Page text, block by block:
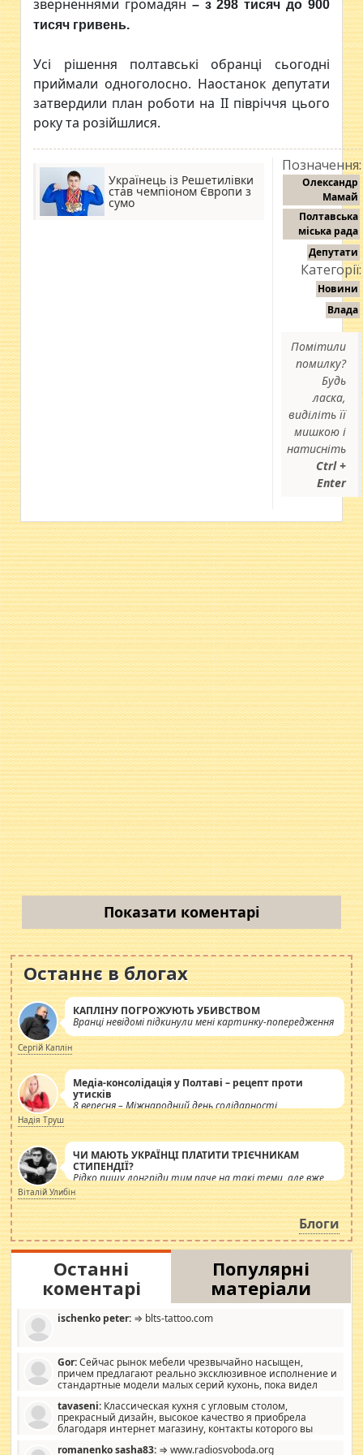
зверненнями громадян – з 298 тисяч до 900
тисяч гривень.
Усі рішення полтавські обранці сьогодні
приймали одноголосно. Наостанок депутати
затвердили план роботи на ІІ півріччя цього
року та розійшлися.
Українець із Решетилівки
став чемпіоном Європи з
сумо
Позначення:
Олександр
Мамай
Полтавська
міська рада
Депутати
Категорії:
Новини
Влада
Помітили
помилку?
Будь
ласка,
виділіть її
мишкою і
натисніть
Ctrl +
Enter
Показати коментарі
Останнє в блогах
КАПЛІНУ ПОГРОЖУЮТЬ УБИВСТВОМ
Вранці невідомі підкинули мені картинку-попередження
Сергій Каплін
Медіа-консолідація у Полтаві – рецепт проти
утисків
8 вересня – Міжнародний день солідарності
журналістів.
Надія Труш
ЧИ МАЮТЬ УКРАЇНЦІ ПЛАТИТИ ТРІЄЧНИКАМ
СТИПЕНДІЇ?
Рідко пишу лонгріди тим паче на такі теми, але вже
просто дістало! Обурюють сьогоднішні інсенуації
навколо стипендіального питання. Штучно
роздувається ще одна соціальна катастрофа.
Віталій Улибін
Блоги
Останні
коментарі
Популярні
матеріали
ischenko peter: ⇒ blts-tattoo.com
Gor:Сейчас рынок мебели чрезвычайно насыщен,
причем предлагают реально эксклюзивное исполнение и
стандартные модели малых серий кухонь, пока видел
стандартные формы, в MebelOk, креативненько и что главное -
со вкусом все в порядке, без ненужных наворотов удорожающих
мебель, а это не последний фактор.
tavaseni: Классическая кухня с угловым столом,
прекрасный дизайн, высокое качество я приобрела
благодаря интернет магазину, контакты которого вы
romanenko sasha83: ⇒ www.radiosvoboda.org